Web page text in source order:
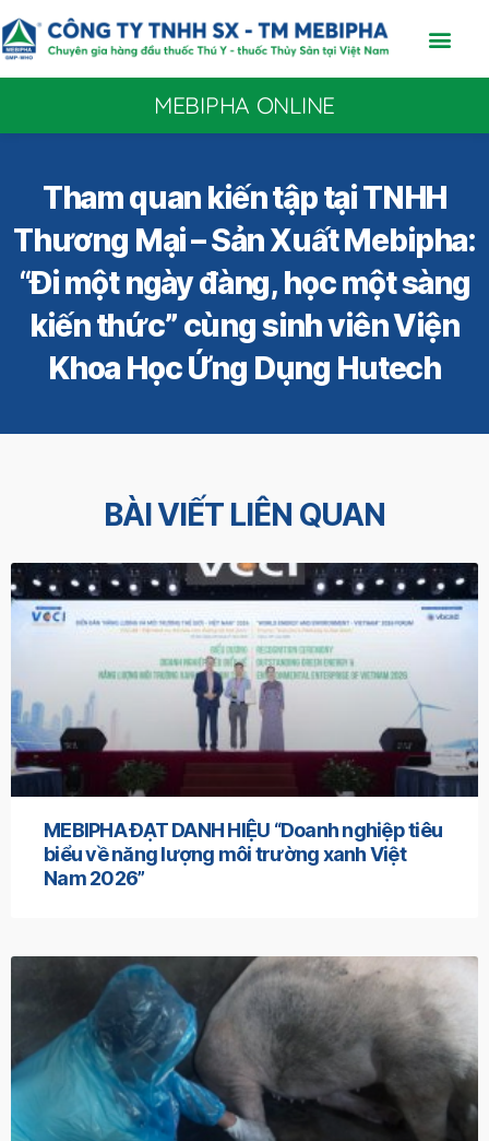
MEBIPHA ONLINE
Tham quan kiến tập tại TNHH
Thương Mại – Sản Xuất Mebipha:
“Đi một ngày đàng, học một sàng
kiến thức” cùng sinh viên Viện
Khoa Học Ứng Dụng Hutech
BÀI VIẾT LIÊN QUAN
MEBIPHA ĐẠT DANH HIỆU “Doanh nghiệp tiêu
biểu về năng lượng môi trường xanh Việt
Nam 2026”